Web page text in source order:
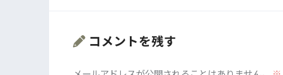
コメントを残す